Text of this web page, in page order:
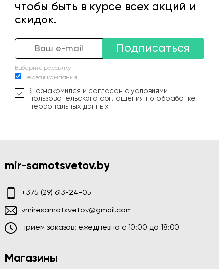
чтобы быть в курсе всех акций и
скидок.
Подписаться
Выберите рассылку
Первая кампания
Я ознакомился и согласен с условиями
пользовательского соглашения по обработке
персональных данных
mir-samotsvetov.by
+375 (29) 613-24-05
vmiresamotsvetov@gmail.com
приём заказов: ежедневно c 10:00 до 18:00
Магазины